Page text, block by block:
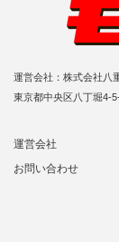
運営会社：株式会社八
東京都中央区八丁堀4-
運営会社
お問い合わせ